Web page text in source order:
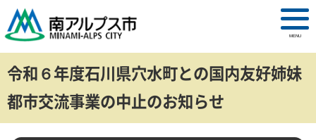
MENU
令和６年度石川県穴水町との国内友好姉妹
都市交流事業の中止のお知らせ